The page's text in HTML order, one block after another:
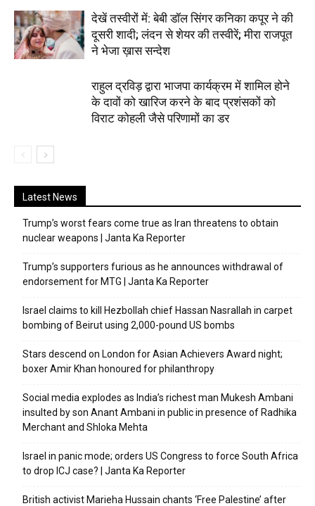
देखें तस्वीरों में: बेबी डॉल सिंगर कनिका कपूर ने की
दूसरी शादी; लंदन से शेयर की तस्वीरें; मीरा राजपूत
ने भेजा ख़ास सन्देश
राहुल द्रविड़ द्वारा भाजपा कार्यक्रम में शामिल होने
के दावों को खारिज करने के बाद प्रशंसकों को
विराट कोहली जैसे परिणामों का डर
Latest News
Trump’s worst fears come true as Iran threatens to obtain
nuclear weapons | Janta Ka Reporter
Trump’s supporters furious as he announces withdrawal of
endorsement for MTG | Janta Ka Reporter
Israel claims to kill Hezbollah chief Hassan Nasrallah in carpet
bombing of Beirut using 2,000-pound US bombs
Stars descend on London for Asian Achievers Award night;
boxer Amir Khan honoured for philanthropy
Social media explodes as India’s richest man Mukesh Ambani
insulted by son Anant Ambani in public in presence of Radhika
Merchant and Shloka Mehta
Israel in panic mode; orders US Congress to force South Africa
to drop ICJ case? | Janta Ka Reporter
British activist Marieha Hussain chants ‘Free Palestine’ after